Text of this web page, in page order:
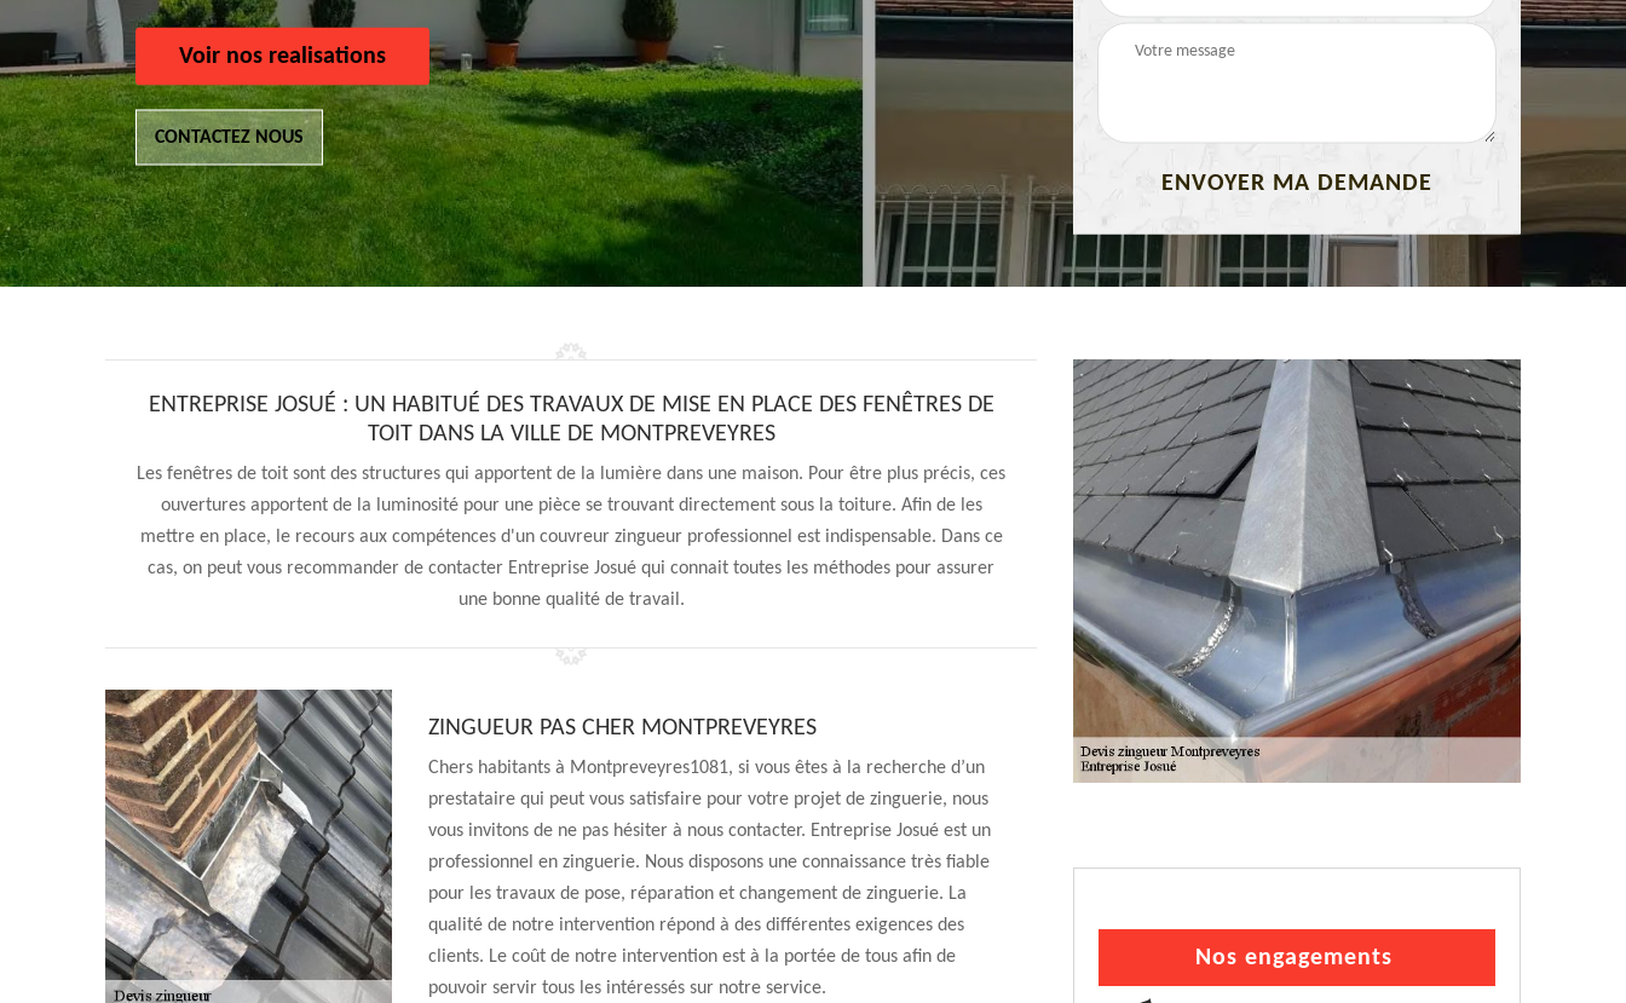
Voir nos realisations
CONTACTEZ NOUS
ENTREPRISE JOSUÉ : UN HABITUÉ DES TRAVAUX DE MISE EN PLACE DES FENÊTRES DE
TOIT DANS LA VILLE DE MONTPREVEYRES
Les fenêtres de toit sont des structures qui apportent de la lumière dans une maison. Pour être plus précis, ces
ouvertures apportent de la luminosité pour une pièce se trouvant directement sous la toiture. Afin de les
mettre en place, le recours aux compétences d'un couvreur zingueur professionnel est indispensable. Dans ce
cas, on peut vous recommander de contacter Entreprise Josué qui connait toutes les méthodes pour assurer
une bonne qualité de travail.
ZINGUEUR PAS CHER MONTPREVEYRES
Chers habitants à Montpreveyres1081, si vous êtes à la recherche d’un
prestataire qui peut vous satisfaire pour votre projet de zinguerie, nous
vous invitons de ne pas hésiter à nous contacter. Entreprise Josué est un
professionnel en zinguerie. Nous disposons une connaissance très fiable
pour les travaux de pose, réparation et changement de zinguerie. La
qualité de notre intervention répond à des différentes exigences des
clients. Le coût de notre intervention est à la portée de tous afin de
pouvoir servir tous les intéressés sur notre service.
Nos engagements